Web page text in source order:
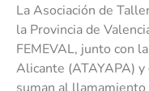
La Asociación de
la Provincia de
FEMEVAL, junto con
Alicante (ATAYAPA)